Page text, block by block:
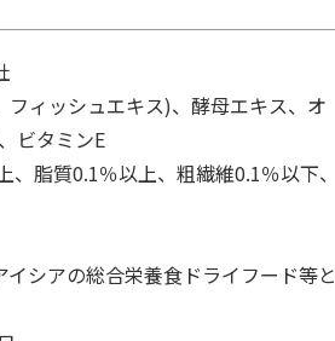
フィッシュエキス)、酵母エキス、オ
ビタミンE
、脂質0.1％以上、粗繊維0.1％以下、
イシアの総合栄養食ドライフード等と